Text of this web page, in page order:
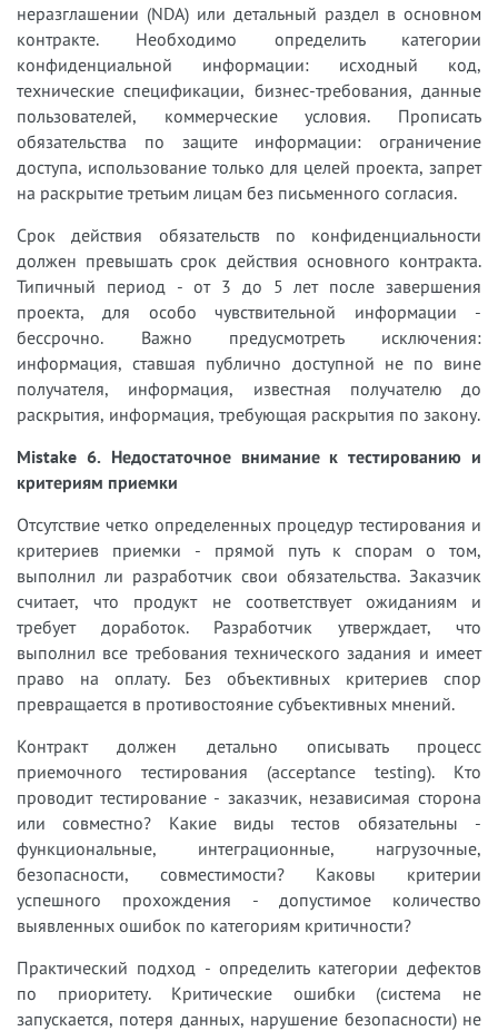
неразглашении (NDA) или детальный раздел в основном
контракте. Необходимо определить категории
конфиденциальной информации: исходный код,
технические спецификации, бизнес-требования, данные
пользователей, коммерческие условия. Прописать
обязательства по защите информации: ограничение
доступа, использование только для целей проекта, запрет
на раскрытие третьим лицам без письменного согласия.
Срок действия обязательств по конфиденциальности
должен превышать срок действия основного контракта.
Типичный период - от 3 до 5 лет после завершения
проекта, для особо чувствительной информации -
бессрочно. Важно предусмотреть исключения:
информация, ставшая публично доступной не по вине
получателя, информация, известная получателю до
раскрытия, информация, требующая раскрытия по закону.
Mistake 6. Недостаточное внимание к тестированию и
критериям приемки
Отсутствие четко определенных процедур тестирования и
критериев приемки - прямой путь к спорам о том,
выполнил ли разработчик свои обязательства. Заказчик
считает, что продукт не соответствует ожиданиям и
требует доработок. Разработчик утверждает, что
выполнил все требования технического задания и имеет
право на оплату. Без объективных критериев спор
превращается в противостояние субъективных мнений.
Контракт должен детально описывать процесс
приемочного тестирования (acceptance testing). Кто
проводит тестирование - заказчик, независимая сторона
или совместно? Какие виды тестов обязательны -
функциональные, интеграционные, нагрузочные,
безопасности, совместимости? Каковы критерии
успешного прохождения - допустимое количество
выявленных ошибок по категориям критичности?
Практический подход - определить категории дефектов
по приоритету. Критические ошибки (система не
запускается, потеря данных, нарушение безопасности) не